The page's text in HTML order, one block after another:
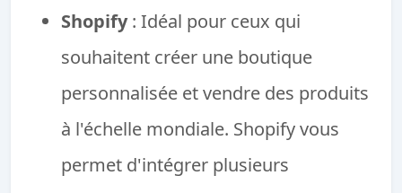
Shopify: Idéal pour ceux qui
souhaitent créer une boutique
personnalisée et vendre des produits
à l'échelle mondiale. Shopify vous
permet d'intégrer plusieurs